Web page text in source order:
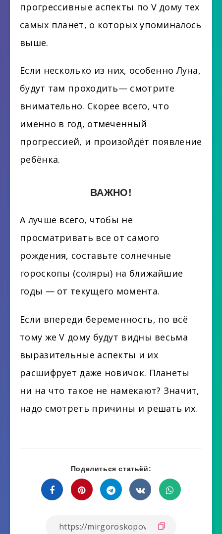
прогрессивные аспекты по V дому тех
самых планет, о которых упоминалось
выше.
Если несколько из них, особенно Луна,
будут там проходить— смотрите
внимательно. Скорее всего, что
именно в год, отмеченный
прогрессией, и произойдёт появление
ребёнка.
ВАЖНО!
А лучше всего, чтобы не
просматривать все от самого
рождения, составьте солнечные
гороскопы (соляры) на ближайшие
годы — от текущего момента.
Если впереди беременность, по всё
тому же V дому будут видны весьма
выразительные аспекты и их
расшифрует даже новичок. Планеты
ни на что такое не намекают? Значит,
надо смотреть причины и решать их.
Поделиться статьёй: